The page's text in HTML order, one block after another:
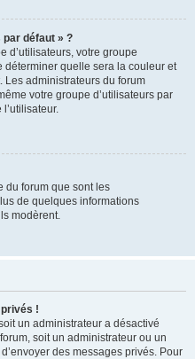
par défaut » ?
d’utilisateurs, votre groupe
déterminer quelle sera la couleur et
Les administrateurs du forum
votre groupe d’utilisateurs par
du forum que sont les
de quelques informations
modèrent.
!
un administrateur a désactivé
soit un administrateur ou un
des messages privés. Pour